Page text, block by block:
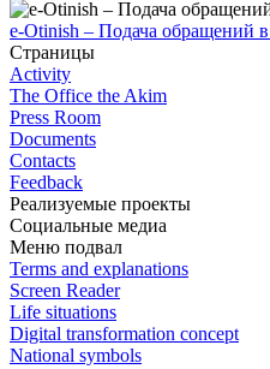
e-Otinish – Подача обращений
Страницы
Activity
The Office the Akim
Press Room
Documents
Contacts
Feedback
Реализуемые проекты
Социальные медиа
Меню подвал
Terms and explanations
Screen Reader
Life situations
Digital transformation concept
National symbols